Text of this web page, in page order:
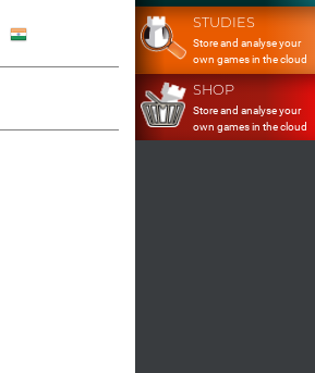
STUDIES
Store and analyse your
own games in the cloud
SHOP
Store and analyse your
own games in the cloud